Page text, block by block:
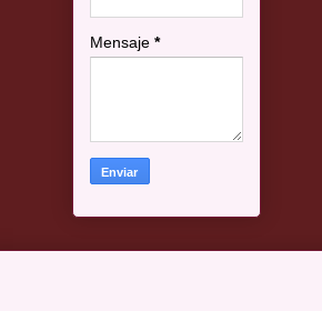
Mensaje *